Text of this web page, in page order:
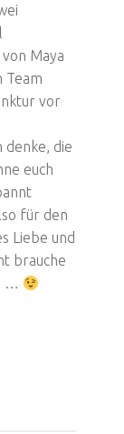
Maya
Team
vor
denke, die
euch
für den
Liebe und
brauche
…